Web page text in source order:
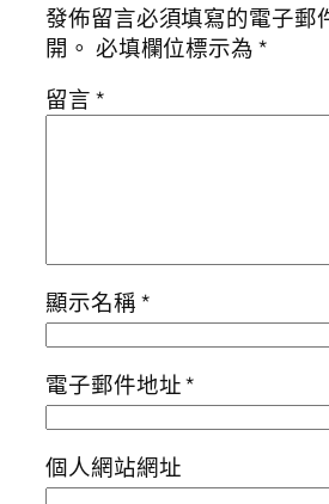
發佈留言必須填寫的電子郵
開。 必填欄位標示為*
留言*
顯示名稱*
電子郵件地址*
個人網站網址